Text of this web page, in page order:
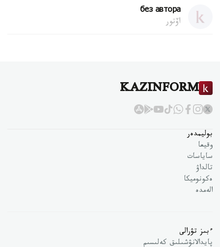
без автора
اۆتور
KAZINFORM
بوليمدەر
وقيعا
ساياسات
تالداۋ
ەكونوميكا
الەمدە
ءبىز تۋرالى
پايدالانۋشىلىق كەلىسىم